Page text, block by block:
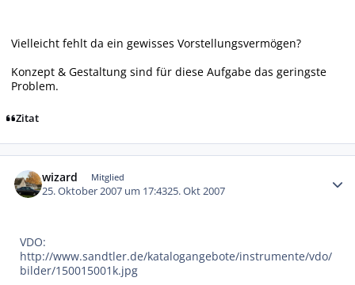
Vielleicht fehlt da ein gewisses Vorstellungsvermögen?
Konzept & Gestaltung sind für diese Aufgabe das geringste
Problem.
Zitat
wizard Mitglied
25. Oktober 2007 um 17:4325. Okt 2007
VDO:
http://www.sandtler.de/katalogangebote/instrumente/vdo/
bilder/150015001k.jpg